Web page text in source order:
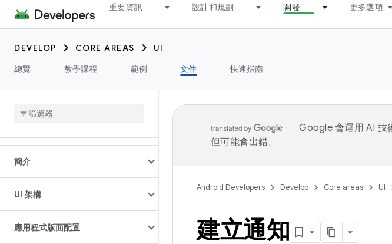
重要資訊 設計和規劃 開發 更多選項
DEVELOP CORE AREAS
UI
總覽
教學課程 範例 文件 快速指南
簡介
UI 架構
應用程式版面配置
Google 會運用 AI 技
但可能會出錯。
Android Developers Develop Core areas UI
建立通知